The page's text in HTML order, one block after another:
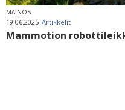
MAINOS
19.06.2025 Artikkelit
Mammotion